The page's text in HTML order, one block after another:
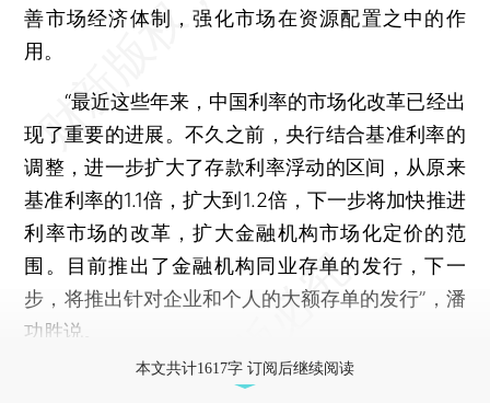
善市场经济体制，强化市场在资源配置之中的作
用。
“最近这些年来，中国利率的市场化改革已经出
现了重要的进展。不久之前，央行结合基准利率的
调整，进一步扩大了存款利率浮动的区间，从原来
基准利率的1.1倍，扩大到1.2倍，下一步将加快推进
利率市场的改革，扩大金融机构市场化定价的范
围。目前推出了金融机构同业存单的发行，下一
步，将推出针对企业和个人的大额存单的发行”，潘
功胜说。
本文共计1617字 订阅后继续阅读